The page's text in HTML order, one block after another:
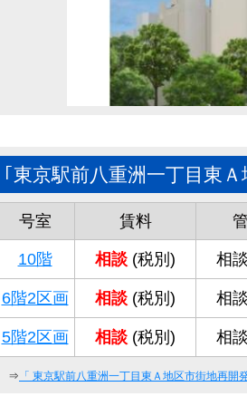
｢東京駅前八重洲一丁目東
号室 賃料
10階 相談 (税別) 相
6階2区画 相談 (税別) 相
5階2区画 相談 (税別) 相
⇒ 「 東京駅前八重洲一丁目東Ａ地区市街地再開